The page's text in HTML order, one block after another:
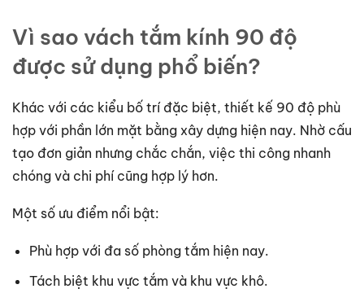
Vì sao vách tắm kính 90 độ
được sử dụng phổ biến?
Khác với các kiểu bố trí đặc biệt, thiết kế 90 độ phù
hợp với phần lớn mặt bằng xây dựng hiện nay. Nhờ cấu
tạo đơn giản nhưng chắc chắn, việc thi công nhanh
chóng và chi phí cũng hợp lý hơn.
Một số ưu điểm nổi bật:
Phù hợp với đa số phòng tắm hiện nay.
Tách biệt khu vực tắm và khu vực khô.